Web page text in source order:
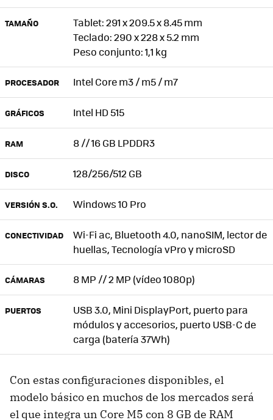
TAMAÑO
Tablet: 291 x 209.5 x 8.45 mm
Teclado: 290 x 228 x 5.2 mm
Peso conjunto: 1,1 kg
PROCESADOR Intel Core m3 / m5 / m7
GRÁFICOS Intel HD 515
RAM 8 // 16 GB LPDDR3
DISCO 128/256/512 GB
VERSIÓN S.O. Windows 10 Pro
CONECTIVIDAD
Wi-Fi ac, Bluetooth 4.0, nanoSIM, lector de
huellas, Tecnología vPro y microSD
CÁMARAS 8 MP // 2 MP (vídeo 1080p)
PUERTOS
USB 3.0, Mini DisplayPort, puerto para
módulos y accesorios, puerto USB-C de
carga (batería 37Wh)
Con estas configuraciones disponibles, el
modelo básico en muchos de los mercados será
el que integra un Core M5 con 8 GB de RAM